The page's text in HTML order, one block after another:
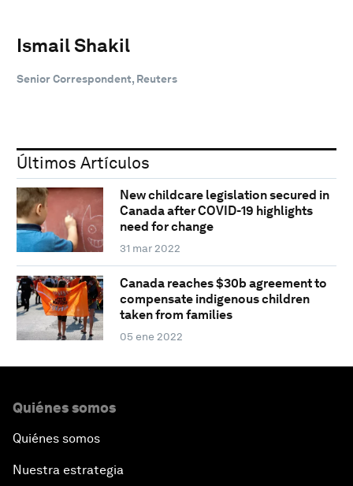
Ismail Shakil
Senior Correspondent, Reuters
Últimos Artículos
New childcare legislation secured in
Canada after COVID-19 highlights
need for change
31 mar 2022
Canada reaches $30b agreement to
compensate indigenous children
taken from families
05 ene 2022
Quiénes somos
Quiénes somos
Nuestra estrategia